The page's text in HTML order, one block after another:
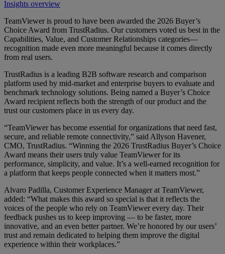
Insights overview
TeamViewer is proud to have been awarded the 2026 Buyer’s
Choice Award from TrustRadius. Our customers voted us best in the
Capabilities, Value, and Customer Relationships categories—
recognition made even more meaningful because it comes directly
from real users.
TrustRadius is a leading B2B software research and comparison
platform used by mid-market and enterprise buyers to evaluate and
benchmark technology solutions. Being named a Buyer’s Choice
Award recipient reflects both the strength of our product and the
trust our customers place in us every day.
“TeamViewer has become essential for organizations that need fast,
secure, and reliable remote connectivity,” said Allyson Havener,
CMO, TrustRadius. “Winning the 2026 TrustRadius Buyer’s Choice
Award means their users truly value TeamViewer for its
performance, simplicity, and value. It’s a well-earned recognition for
a platform that keeps people connected when it matters most.”
Alvaro Padilla, Customer Experience Manager at TeamViewer,
added: “What makes this award so special is that it reflects the
voices of the people who rely on TeamViewer every day. Their
feedback pushes us to keep improving — to be faster, more
innovative, and an even better partner. We’re honored by our users’
trust and remain dedicated to helping them improve the digital
experience within their workplaces.”